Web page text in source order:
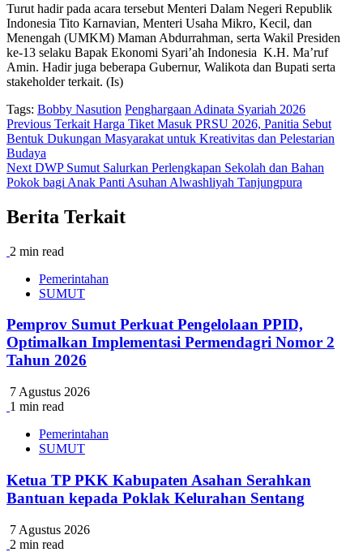
Turut hadir pada acara tersebut Menteri Dalam Negeri Republik
Indonesia Tito Karnavian, Menteri Usaha Mikro, Kecil, dan
Menengah (UMKM) Maman Abdurrahman, serta Wakil Presiden
ke-13 selaku Bapak Ekonomi Syari’ah Indonesia K.H. Ma’ruf
Amin. Hadir juga beberapa Gubernur, Walikota dan Bupati serta
stakeholder terkait. (Is)
Tags: Bobby Nasution Penghargaan Adinata Syariah 2026
Post
navigation
Previous Terkait Harga Tiket Masuk PRSU 2026, Panitia Sebut
Bentuk Dukungan Masyarakat untuk Kreativitas dan Pelestarian
Budaya
Next DWP Sumut Salurkan Perlengkapan Sekolah dan Bahan
Pokok bagi Anak Panti Asuhan Alwashliyah Tanjungpura
Berita Terkait
2 min read
Pemerintahan
SUMUT
Pemprov Sumut Perkuat Pengelolaan PPID,
Optimalkan Implementasi Permendagri Nomor 2
Tahun 2026
7 Agustus 2026
1 min read
Pemerintahan
SUMUT
Ketua TP PKK Kabupaten Asahan Serahkan
Bantuan kepada Poklak Kelurahan Sentang
7 Agustus 2026
2 min read